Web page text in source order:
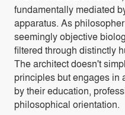
fundamentally mediated
apparatus. As
seemingly objective
filtered through distinctly
The architect doesn't
principles but engages in
by their education,
philosophical orientation.